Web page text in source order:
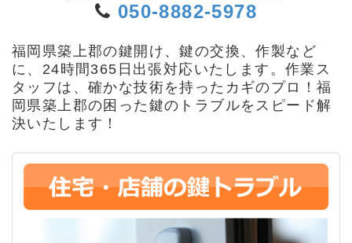
050-8882-5978
福岡県築上郡の鍵開け、鍵の交換、作製など
に、24時間365日出張対応いたします。作業ス
タッフは、確かな技術を持ったカギのプロ！福
岡県築上郡の困った鍵のトラブルをスピード解
決いたします！